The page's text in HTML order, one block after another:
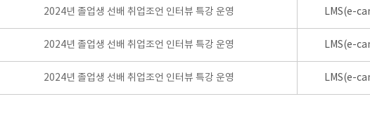
2024년 졸업생 선배 취업조언 인터뷰 특강 운영 LMS(e-
2024년 졸업생 선배 취업조언 인터뷰 특강 운영 LMS(e-
2024년 졸업생 선배 취업조언 인터뷰 특강 운영 LMS(e-